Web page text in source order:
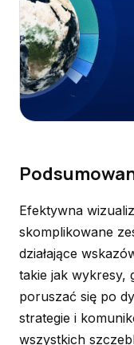
Efektywna
skomplikowane
działające
takie jak wykresy,
poruszać się po
strategie i
wszystkich